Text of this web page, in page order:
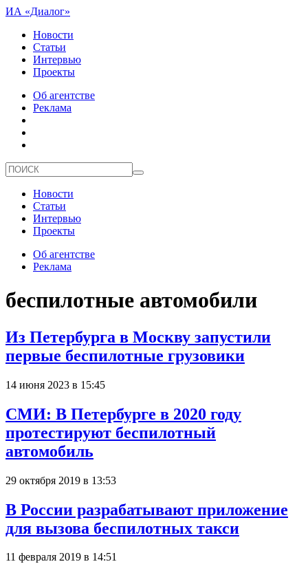
ИА «Диалог»
Новости
Статьи
Интервью
Проекты
Об агентстве
Реклама
Новости
Статьи
Интервью
Проекты
Об агентстве
Реклама
беспилотные автомобили
Из Петербурга в Москву запустили
первые беспилотные грузовики
14 июня 2023 в 15:45
СМИ: В Петербурге в 2020 году
протестируют беспилотный
автомобиль
29 октября 2019 в 13:53
В России разрабатывают приложение
для вызова беспилотных такси
11 февраля 2019 в 14:51